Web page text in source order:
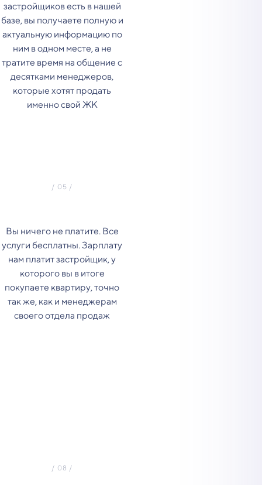
застройщиков есть в нашей
базе, вы получаете полную и
актуальную информацию по
ним в одном месте, а не
тратите время на общение с
десятками менеджеров,
которые хотят продать
именно свой ЖК
Вы ничего не платите. Все
услуги бесплатны. Зарплату
нам платит застройщик, у
которого вы в итоге
покупаете квартиру, точно
так же, как и менеджерам
своего отдела продаж